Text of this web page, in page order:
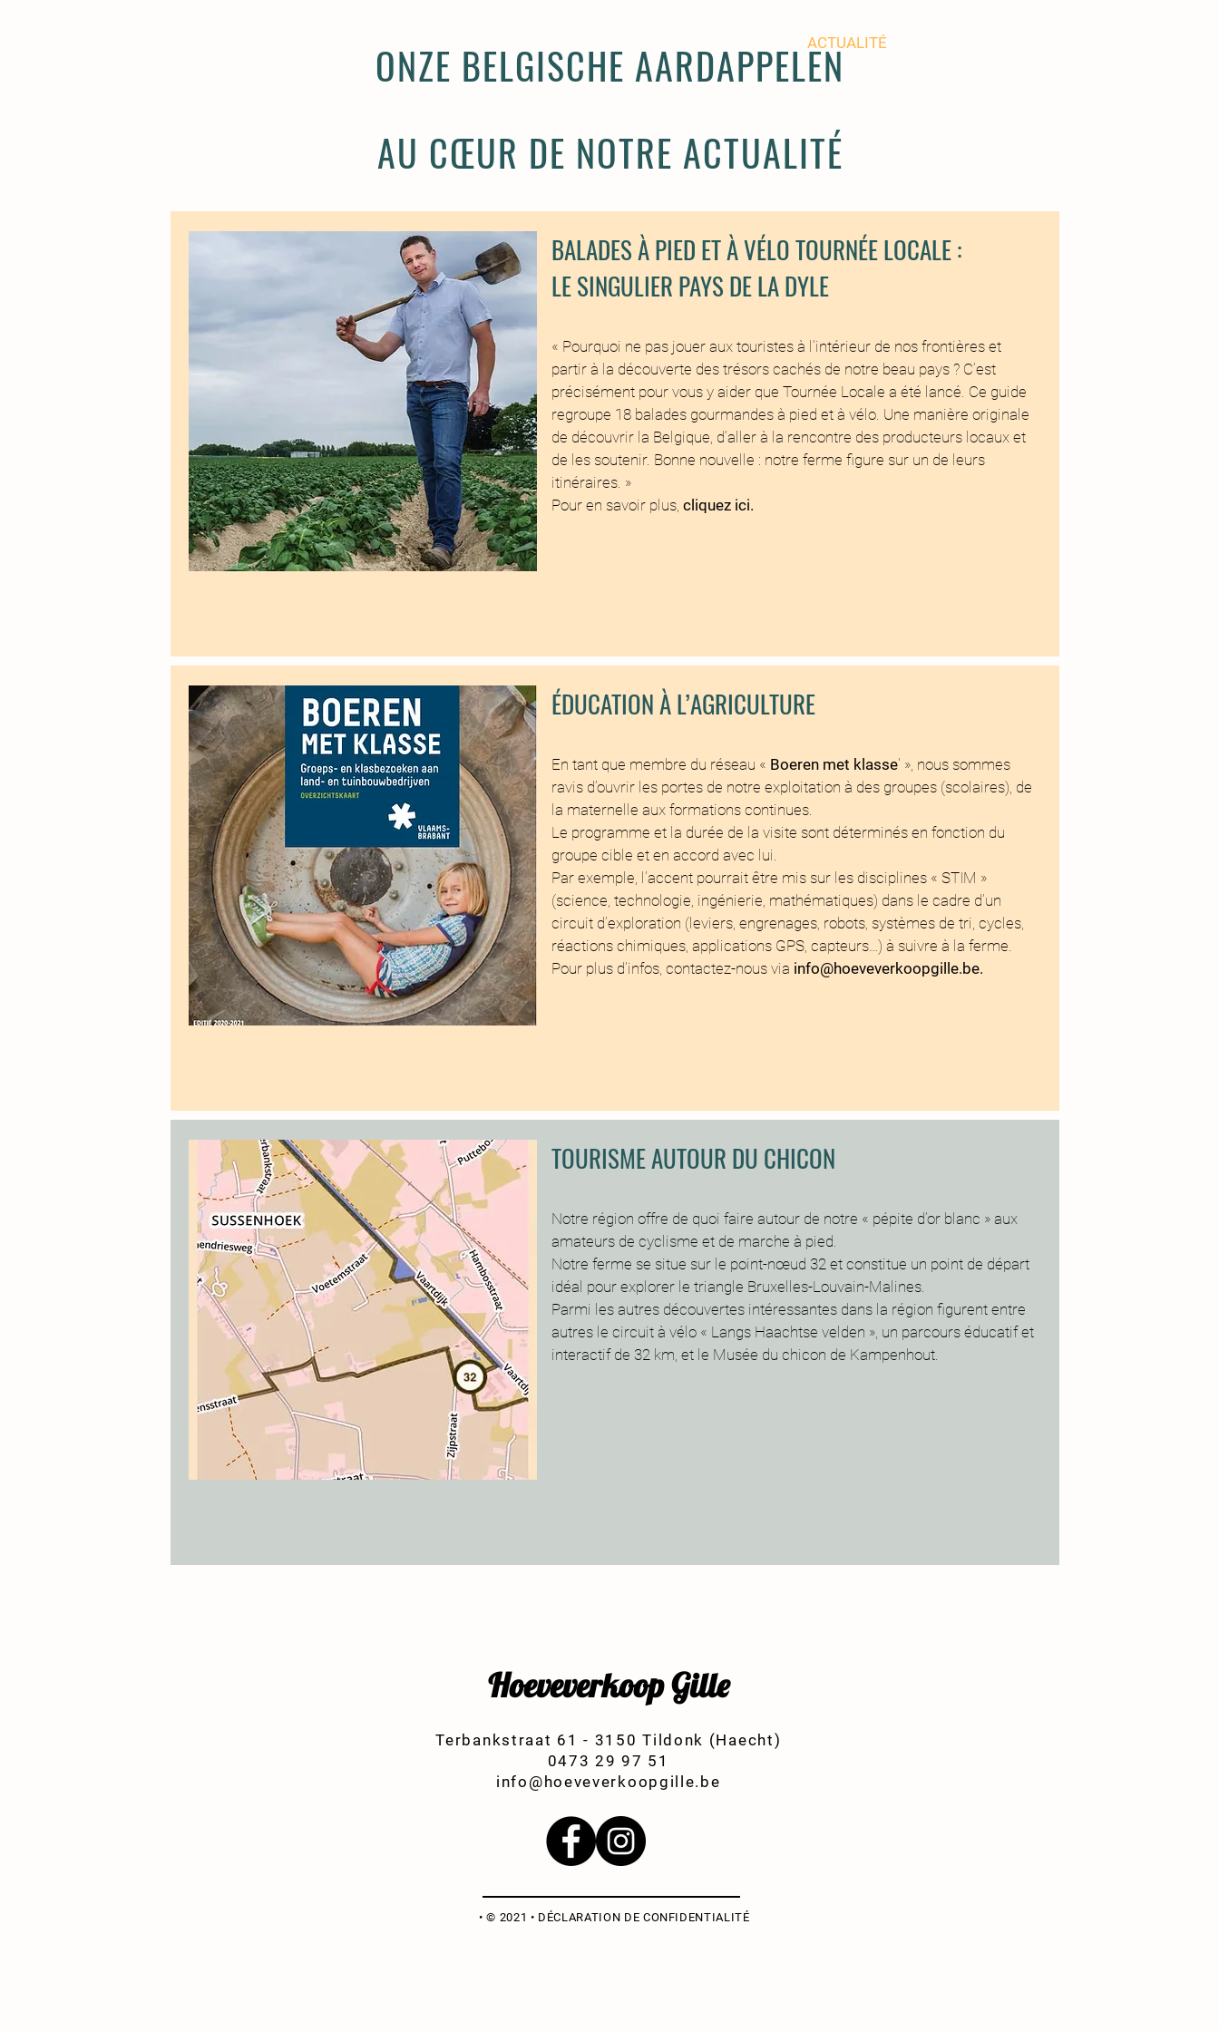
ACTUALITÉ
ONZE BELGISCHE AARDAPPELEN
AU CŒUR DE NOTRE ACTUALITÉ
BALADES À PIED ET À VÉLO TOURNÉE LOCALE :
LE SINGULIER PAYS DE LA DYLE
« Pourquoi ne pas jouer aux touristes à l’intérieur de nos frontières et
partir à la découverte des trésors cachés de notre beau pays ? C’est
précisément pour vous y aider que Tournée Locale a été lancé. Ce guide
regroupe 18 balades gourmandes à pied et à vélo. Une manière originale
de découvrir la Belgique, d’aller à la rencontre des producteurs locaux et
de les soutenir. Bonne nouvelle : notre ferme figure sur un de leurs
itinéraires. »
Pour en savoir plus, cliquez ici.
ÉDUCATION À L’AGRICULTURE
En tant que membre du réseau « Boeren met klasse' », nous sommes
ravis d’ouvrir les portes de notre exploitation à des groupes (scolaires), de
la maternelle aux formations continues.
Le programme et la durée de la visite sont déterminés en fonction du
groupe cible et en accord avec lui.
Par exemple, l’accent pourrait être mis sur les disciplines « STIM »
(science, technologie, ingénierie, mathématiques) dans le cadre d’un
circuit d’exploration (leviers, engrenages, robots, systèmes de tri, cycles,
réactions chimiques, applications GPS, capteurs…) à suivre à la ferme.
Pour plus d’infos, contactez-nous via info@hoeveverkoopgille.be.
TOURISME AUTOUR DU CHICON
Notre région offre de quoi faire autour de notre « pépite d’or blanc » aux
amateurs de cyclisme et de marche à pied.
Notre ferme se situe sur le point-nœud 32 et constitue un point de départ
idéal pour explorer le triangle Bruxelles-Louvain-Malines.
Parmi les autres découvertes intéressantes dans la région figurent entre
autres le circuit à vélo « Langs Haachtse velden », un parcours éducatif et
interactif de 32 km, et le Musée du chicon de Kampenhout.
Hoeveverkoop Gille
Terbankstraat 61 - 3150 Tildonk (Haecht)
0473 29 97 51
info@hoeveverkoopgille.be
• © 2021 • DÉCLARATION DE CONFIDENTIALITÉ